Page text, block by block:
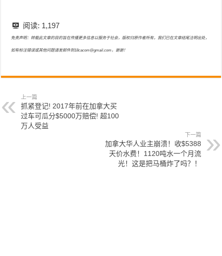
阅读: 1,197
免责声明：转载此文章的目的旨在传播更多信息以服务于社会，版权归原作者所有，我们已在文章结尾注明出处，
如有标注错误或其他问题请发邮件到18cacom@gmail.com，谢谢！
上一篇
抓紧登记! 2017年前在加拿大买
过车可瓜分$5000万赔偿! 超100
万人受益
下一篇
加拿大华人业主崩溃！收$5388
天价水费！1120吨水一个月流
光！这是把马桶炸了吗？！